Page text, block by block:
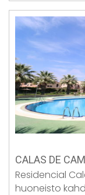
CALAS DE
Residencial
huoneisto